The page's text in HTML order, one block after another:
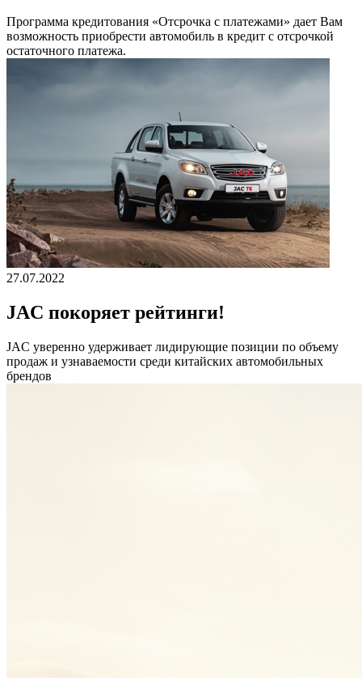
Программа кредитования «Отсрочка с платежами» дает Вам
возможность приобрести автомобиль в кредит с отсрочкой
остаточного платежа.
27.07.2022
JAC покоряет рейтинги!
JAС уверенно удерживает лидирующие позиции по объему
продаж и узнаваемости среди китайских автомобильных
брендов